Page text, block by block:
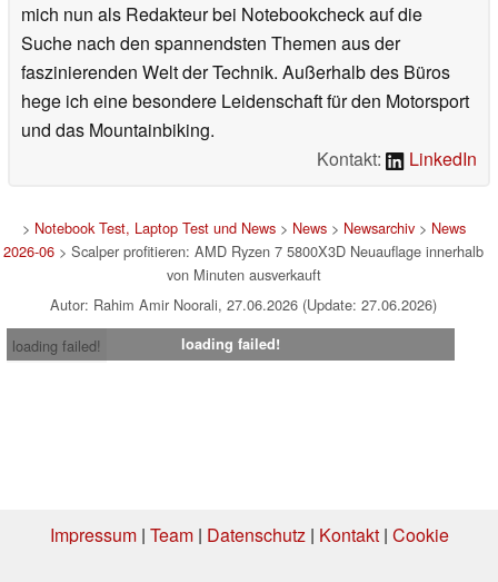
mich nun als Redakteur bei Notebookcheck auf die
Suche nach den spannendsten Themen aus der
faszinierenden Welt der Technik. Außerhalb des Büros
hege ich eine besondere Leidenschaft für den Motorsport
und das Mountainbiking.
Kontakt:
LinkedIn
> Notebook Test, Laptop Test und News> News> Newsarchiv> News
2026-06 > Scalper profitieren: AMD Ryzen 7 5800X3D Neuauflage innerhalb
von Minuten ausverkauft
Autor: Rahim Amir Noorali, 27.06.2026 (Update: 27.06.2026)
loading failed!
loading failed!
Impressum| Team| Datenschutz| Kontakt| Cookie